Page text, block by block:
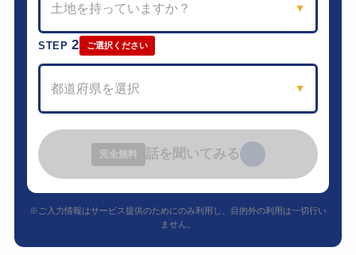
土地を持っていますか？ ▼
STEP2 ご選択ください
都道府県を選択 ▼
完全無料 話を聞いてみる
※ご入力情報はサービス提供のためにのみ利用し、目的外の利用は一切行い
ません。